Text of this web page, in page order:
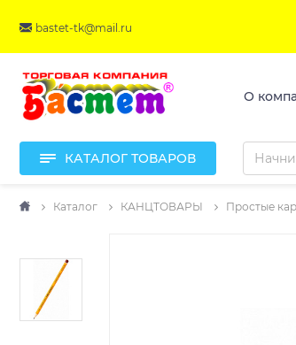
bastet-tk@mail.ru
О
КАТАЛОГ ТОВАРОВ
Каталог КАНЦТОВАРЫ Простые